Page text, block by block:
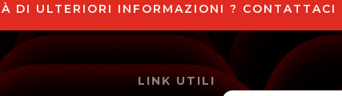
DI ULTERIORI INFORMAZIONI ? CONTATTACI
LINK UTILI